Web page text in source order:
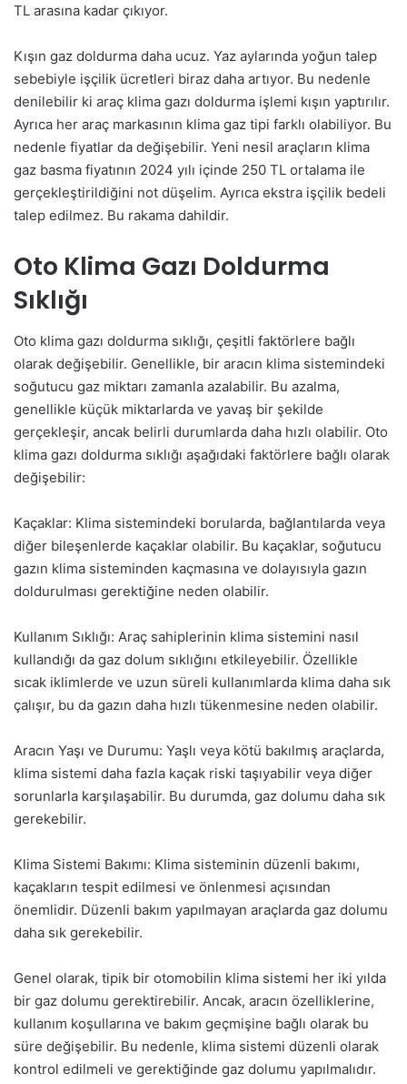
TL arasına kadar çıkıyor.
Kışın gaz doldurma daha ucuz. Yaz aylarında yoğun talep
sebebiyle işçilik ücretleri biraz daha artıyor. Bu nedenle
denilebilir ki araç klima gazı doldurma işlemi kışın yaptırılır.
Ayrıca her araç markasının klima gaz tipi farklı olabiliyor. Bu
nedenle fiyatlar da değişebilir. Yeni nesil araçların klima
gaz basma fiyatının 2024 yılı içinde 250 TL ortalama ile
gerçekleştirildiğini not düşelim. Ayrıca ekstra işçilik bedeli
talep edilmez. Bu rakama dahildir.
Oto Klima Gazı Doldurma
Sıklığı
Oto klima gazı doldurma sıklığı, çeşitli faktörlere bağlı
olarak değişebilir. Genellikle, bir aracın klima sistemindeki
soğutucu gaz miktarı zamanla azalabilir. Bu azalma,
genellikle küçük miktarlarda ve yavaş bir şekilde
gerçekleşir, ancak belirli durumlarda daha hızlı olabilir. Oto
klima gazı doldurma sıklığı aşağıdaki faktörlere bağlı olarak
değişebilir:
Kaçaklar: Klima sistemindeki borularda, bağlantılarda veya
diğer bileşenlerde kaçaklar olabilir. Bu kaçaklar, soğutucu
gazın klima sisteminden kaçmasına ve dolayısıyla gazın
doldurulması gerektiğine neden olabilir.
Kullanım Sıklığı: Araç sahiplerinin klima sistemini nasıl
kullandığı da gaz dolum sıklığını etkileyebilir. Özellikle
sıcak iklimlerde ve uzun süreli kullanımlarda klima daha sık
çalışır, bu da gazın daha hızlı tükenmesine neden olabilir.
Aracın Yaşı ve Durumu: Yaşlı veya kötü bakılmış araçlarda,
klima sistemi daha fazla kaçak riski taşıyabilir veya diğer
sorunlarla karşılaşabilir. Bu durumda, gaz dolumu daha sık
gerekebilir.
Klima Sistemi Bakımı: Klima sisteminin düzenli bakımı,
kaçakların tespit edilmesi ve önlenmesi açısından
önemlidir. Düzenli bakım yapılmayan araçlarda gaz dolumu
daha sık gerekebilir.
Genel olarak, tipik bir otomobilin klima sistemi her iki yılda
bir gaz dolumu gerektirebilir. Ancak, aracın özelliklerine,
kullanım koşullarına ve bakım geçmişine bağlı olarak bu
süre değişebilir. Bu nedenle, klima sistemi düzenli olarak
kontrol edilmeli ve gerektiğinde gaz dolumu yapılmalıdır.